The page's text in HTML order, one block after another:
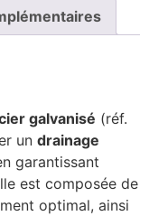
galvanisé (réf.
un drainage
garantissant
est composée de
optimal, ainsi